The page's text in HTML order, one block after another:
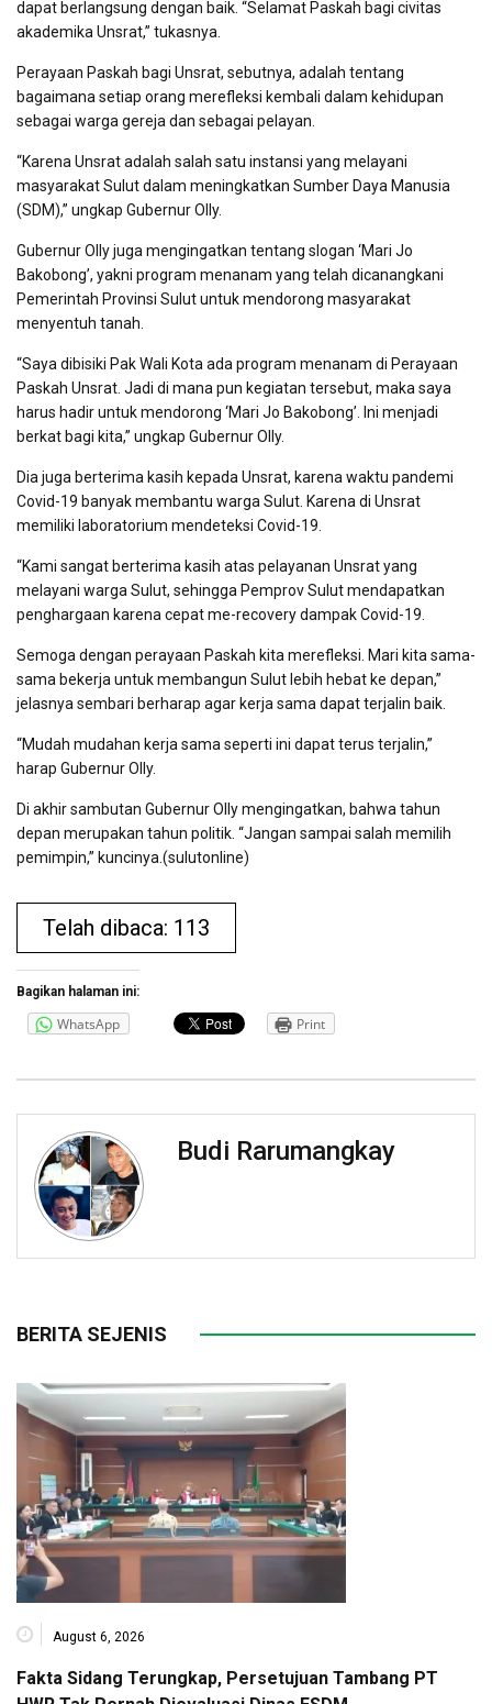
dapat berlangsung dengan baik. “Selamat Paskah bagi civitas
akademika Unsrat,” tukasnya.
Perayaan Paskah bagi Unsrat, sebutnya, adalah tentang
bagaimana setiap orang merefleksi kembali dalam kehidupan
sebagai warga gereja dan sebagai pelayan.
“Karena Unsrat adalah salah satu instansi yang melayani
masyarakat Sulut dalam meningkatkan Sumber Daya Manusia
(SDM),” ungkap Gubernur Olly.
Gubernur Olly juga mengingatkan tentang slogan ‘Mari Jo
Bakobong’, yakni program menanam yang telah dicanangkani
Pemerintah Provinsi Sulut untuk mendorong masyarakat
menyentuh tanah.
“Saya dibisiki Pak Wali Kota ada program menanam di Perayaan
Paskah Unsrat. Jadi di mana pun kegiatan tersebut, maka saya
harus hadir untuk mendorong ‘Mari Jo Bakobong’. Ini menjadi
berkat bagi kita,” ungkap Gubernur Olly.
Dia juga berterima kasih kepada Unsrat, karena waktu pandemi
Covid-19 banyak membantu warga Sulut. Karena di Unsrat
memiliki laboratorium mendeteksi Covid-19.
“Kami sangat berterima kasih atas pelayanan Unsrat yang
melayani warga Sulut, sehingga Pemprov Sulut mendapatkan
penghargaan karena cepat me-recovery dampak Covid-19.
Semoga dengan perayaan Paskah kita merefleksi. Mari kita sama-
sama bekerja untuk membangun Sulut lebih hebat ke depan,”
jelasnya sembari berharap agar kerja sama dapat terjalin baik.
“Mudah mudahan kerja sama seperti ini dapat terus terjalin,”
harap Gubernur Olly.
Di akhir sambutan Gubernur Olly mengingatkan, bahwa tahun
depan merupakan tahun politik. “Jangan sampai salah memilih
pemimpin,” kuncinya.(sulutonline)
Telah dibaca: 113
Bagikan halaman ini:
WhatsApp Print
Budi Rarumangkay
BERITA SEJENIS
August 6, 2026
Fakta Sidang Terungkap, Persetujuan Tambang PT